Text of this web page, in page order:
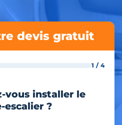
devis gratuit
1 / 4
vous installer le
escalier ?